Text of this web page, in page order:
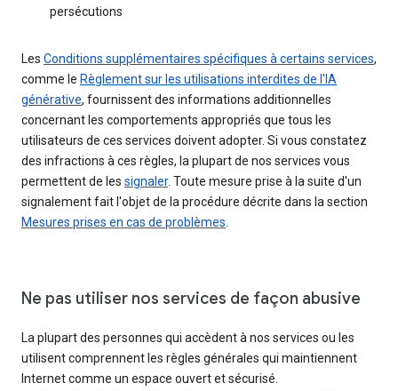
persécutions
Les Conditions supplémentaires spécifiques à certains services,
comme le Règlement sur les utilisations interdites de l'IA
générative, fournissent des informations additionnelles
concernant les comportements appropriés que tous les
utilisateurs de ces services doivent adopter. Si vous constatez
des infractions à ces règles, la plupart de nos services vous
permettent de les signaler. Toute mesure prise à la suite d'un
signalement fait l'objet de la procédure décrite dans la section
Mesures prises en cas de problèmes.
Ne pas utiliser nos services de façon abusive
La plupart des personnes qui accèdent à nos services ou les
utilisent comprennent les règles générales qui maintiennent
Internet comme un espace ouvert et sécurisé.